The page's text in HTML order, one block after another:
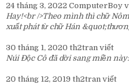
24 tháng 3, 2022 ComputerBoy
Hay!<br />Theo mình thì chữ
xuất phát từ chữ Hán
30 tháng 1, 2020 th2tran viết
Núi Độc Cô đã dời sang miền này:
20 tháng 12, 2019 th2tran viết